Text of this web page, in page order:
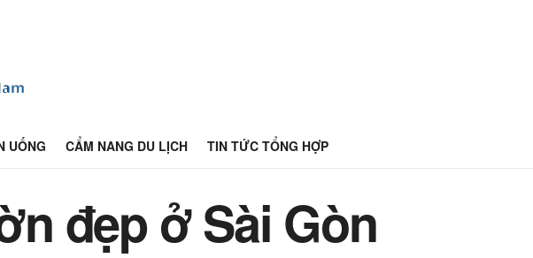
UỐNG CẨM NANG DU LỊCH TIN TỨC TỔNG HỢP
đẹp ở Sài Gòn